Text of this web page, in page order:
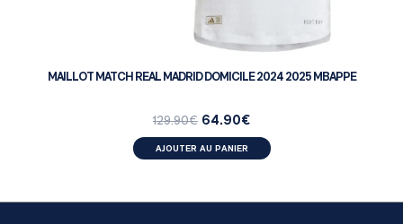
MAILLOT MATCH REAL MADRID DOMICILE 2024 2025 MBAPPE
129.90€ 64.90€
AJOUTER AU PANIER